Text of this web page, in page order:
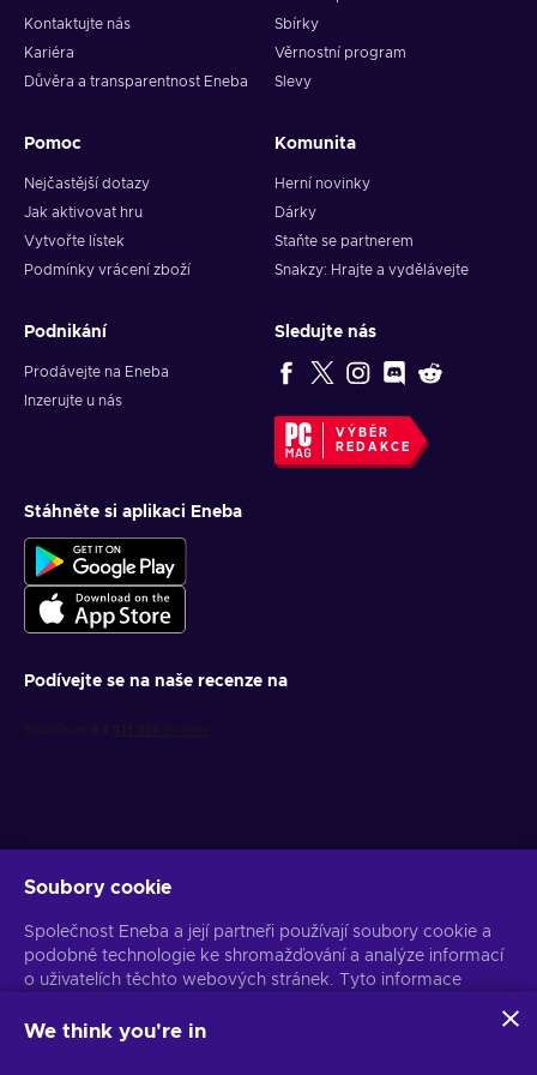
the time is right, just buy amazing, discounted goodies and
save some precious money. Just a few clicks and you are all
set up!
steps:
Login to your account. If you don't have one yet, sign up;
When logged in, click on youraccount's iconin the
Select
Balance
cardon the left;
ClickApply
Kontaktujte nás
Kariéra
Důvěra a transparentnost Eneba
Sbírky
Věrnostní program
Slevy
Pomoc
Nejčastější dotazy
Jak aktivovat hru
Vytvořte lístek
Podmínky vrácení zboží
Komunita
Herní novinky
Dárky
Staňte se partnerem
Snakzy: Hrajte a vydělávejte
Podnikání
Prodávejte na Eneba
Inzerujte u nás
Sledujte nás
VÝBĚR
REDAKCE
Stáhněte si aplikaci Eneba
Podívejte se na naše recenze na
Získejte personalizované nabídky her
Předplatit
Z odběru se můžete kdykoli odhlásit. Více informací naleznete v
Soubory cookie
Společnost Eneba a její partneři používají soubory cookie a
podobné technologie ke shromažďování a analýze informací
o uživatelích těchto webových stránek. Tyto informace
stránkách. Vaše osobní údaje mohou být také použity k
We think you're in